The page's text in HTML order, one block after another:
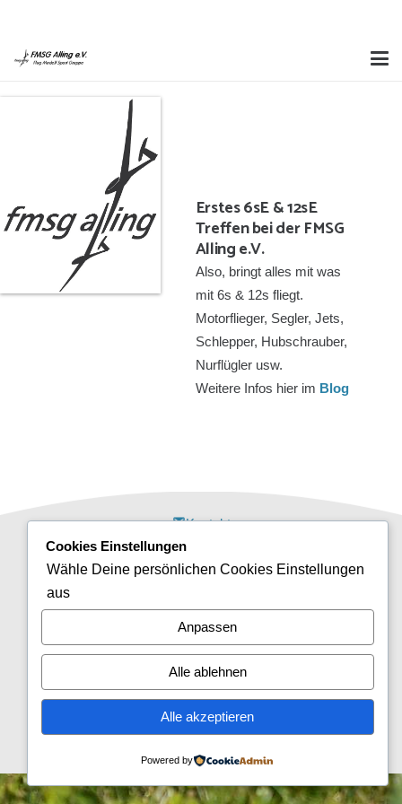
13.06.2026 um 10:00 – 19:00
FMSG VERANSTALTUNG
Erstes 6sE & 12sE
Treffen bei der FMSG
Alling e.V.
Also, bringt alles mit was
mit 6s & 12s fliegt.
Motorflieger, Segler, Jets,
Schlepper, Hubschrauber,
Nurflügler usw.
Weitere Infos hier im Blog
mailKontakt
report_offHaftungsausschluss
policyDatenschutzerklärung
report_offCookie-Richtlinie (EU)
Impressum
forward
Cookies Einstellungen
Wähle Deine persönlichen Cookies Einstellungen
aus
Anpassen
Alle ablehnen
Alle akzeptieren
Powered by